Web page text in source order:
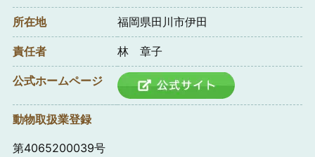
所在地 福岡県田川市伊田
責任者 林 章子
公式ホームページ
動物取扱業登録
第4065200039号